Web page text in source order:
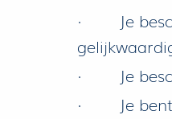
· Je
· Je
· Je bent